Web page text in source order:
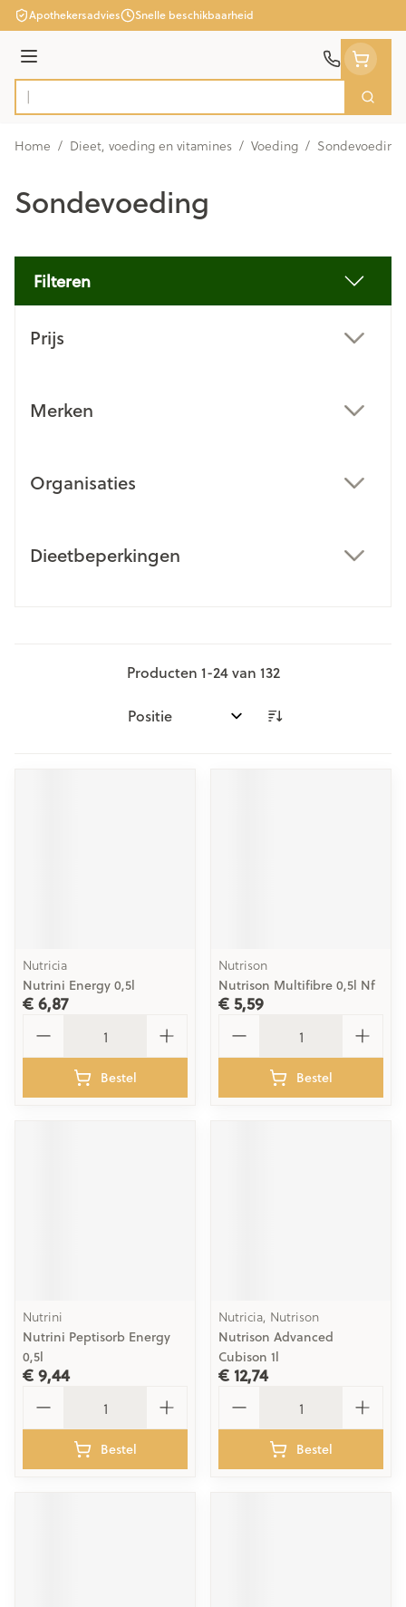
Ga naar de inhoud
Apothekersadvies Snelle beschikbaarheid
Menu
Product, merk, categorie...
Zoek
Home / Dieet, voeding en vitamines / Voeding / Sondevoeding
Sondevoeding
Filteren
Prijs
Merken
Organisaties
Dieetbeperkingen
Producten 1-24van 132
Sorteer op:
Nutricia
Nutrini Energy 0,5l
€ 6,87
Bestel
Nutrison
Nutrison Multifibre 0,5l Nf
€ 5,59
Bestel
Nutrini
Nutrini Peptisorb Energy
0,5l
€ 9,44
Bestel
Nutricia, Nutrison
Nutrison Advanced
Cubison 1l
€ 12,74
Bestel